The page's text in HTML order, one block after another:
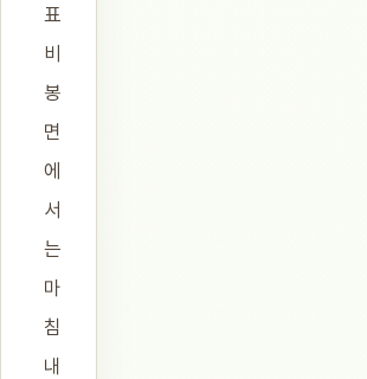
표
비
봉
면
에
서
는
마
침
내